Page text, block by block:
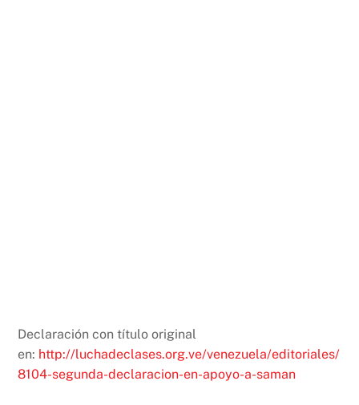
Declaración con título original
en: http://luchadeclases.org.ve/venezuela/editoriales/
8104-segunda-declaracion-en-apoyo-a-saman